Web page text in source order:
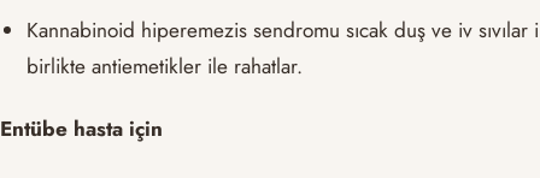
Kannabinoid hiperemezis sendromu sıcak duş ve iv sıvılar
birlikte antiemetikler ile rahatlar.
Entübe hasta için